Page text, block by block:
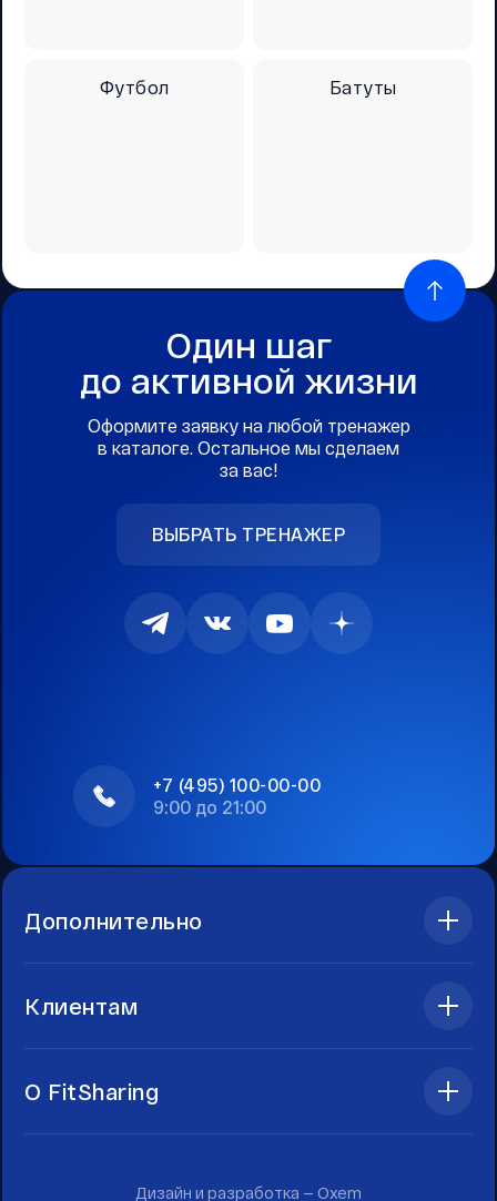
Футбол Батуты
Один шаг
до активной жизни
Оформите заявку на любой тренажер
в каталоге. Остальное мы сделаем
за вас!
ВЫБРАТЬ ТРЕНАЖЕР
+7 (495) 100-00-00
9:00 до 21:00
Дополнительно
Клиентам
О FitSharing
Дизайн и разработка — Oxem